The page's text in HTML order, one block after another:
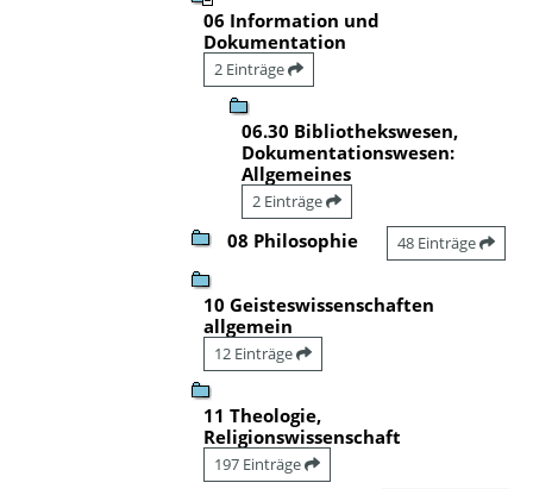
06 Information und
Dokumentation
2 Einträge
06.30 Bibliothekswesen,
Dokumentationswesen:
Allgemeines
2 Einträge
08 Philosophie 48 Einträge
10 Geisteswissenschaften
allgemein
12 Einträge
11 Theologie,
Religionswissenschaft
197 Einträge